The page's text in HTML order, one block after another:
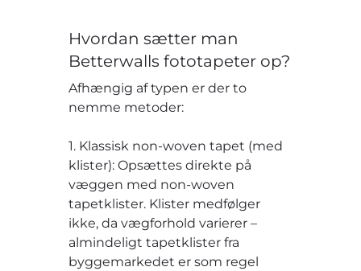
Hvordan sætter man
Betterwalls fototapeter op?
Afhængig af typen er der to
nemme metoder:
1. Klassisk non-woven tapet (med
klister): Opsættes direkte på
væggen med non-woven
tapetklister. Klister medfølger
ikke, da vægforhold varierer –
almindeligt tapetklister fra
byggemarkedet er som regel